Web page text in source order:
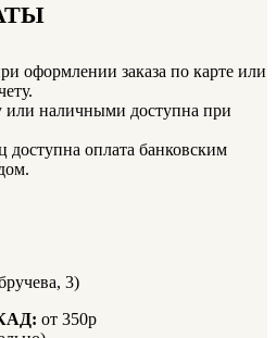
оформлении заказа по карте или
или наличными доступна при
оплата банковским
3)
от 350р